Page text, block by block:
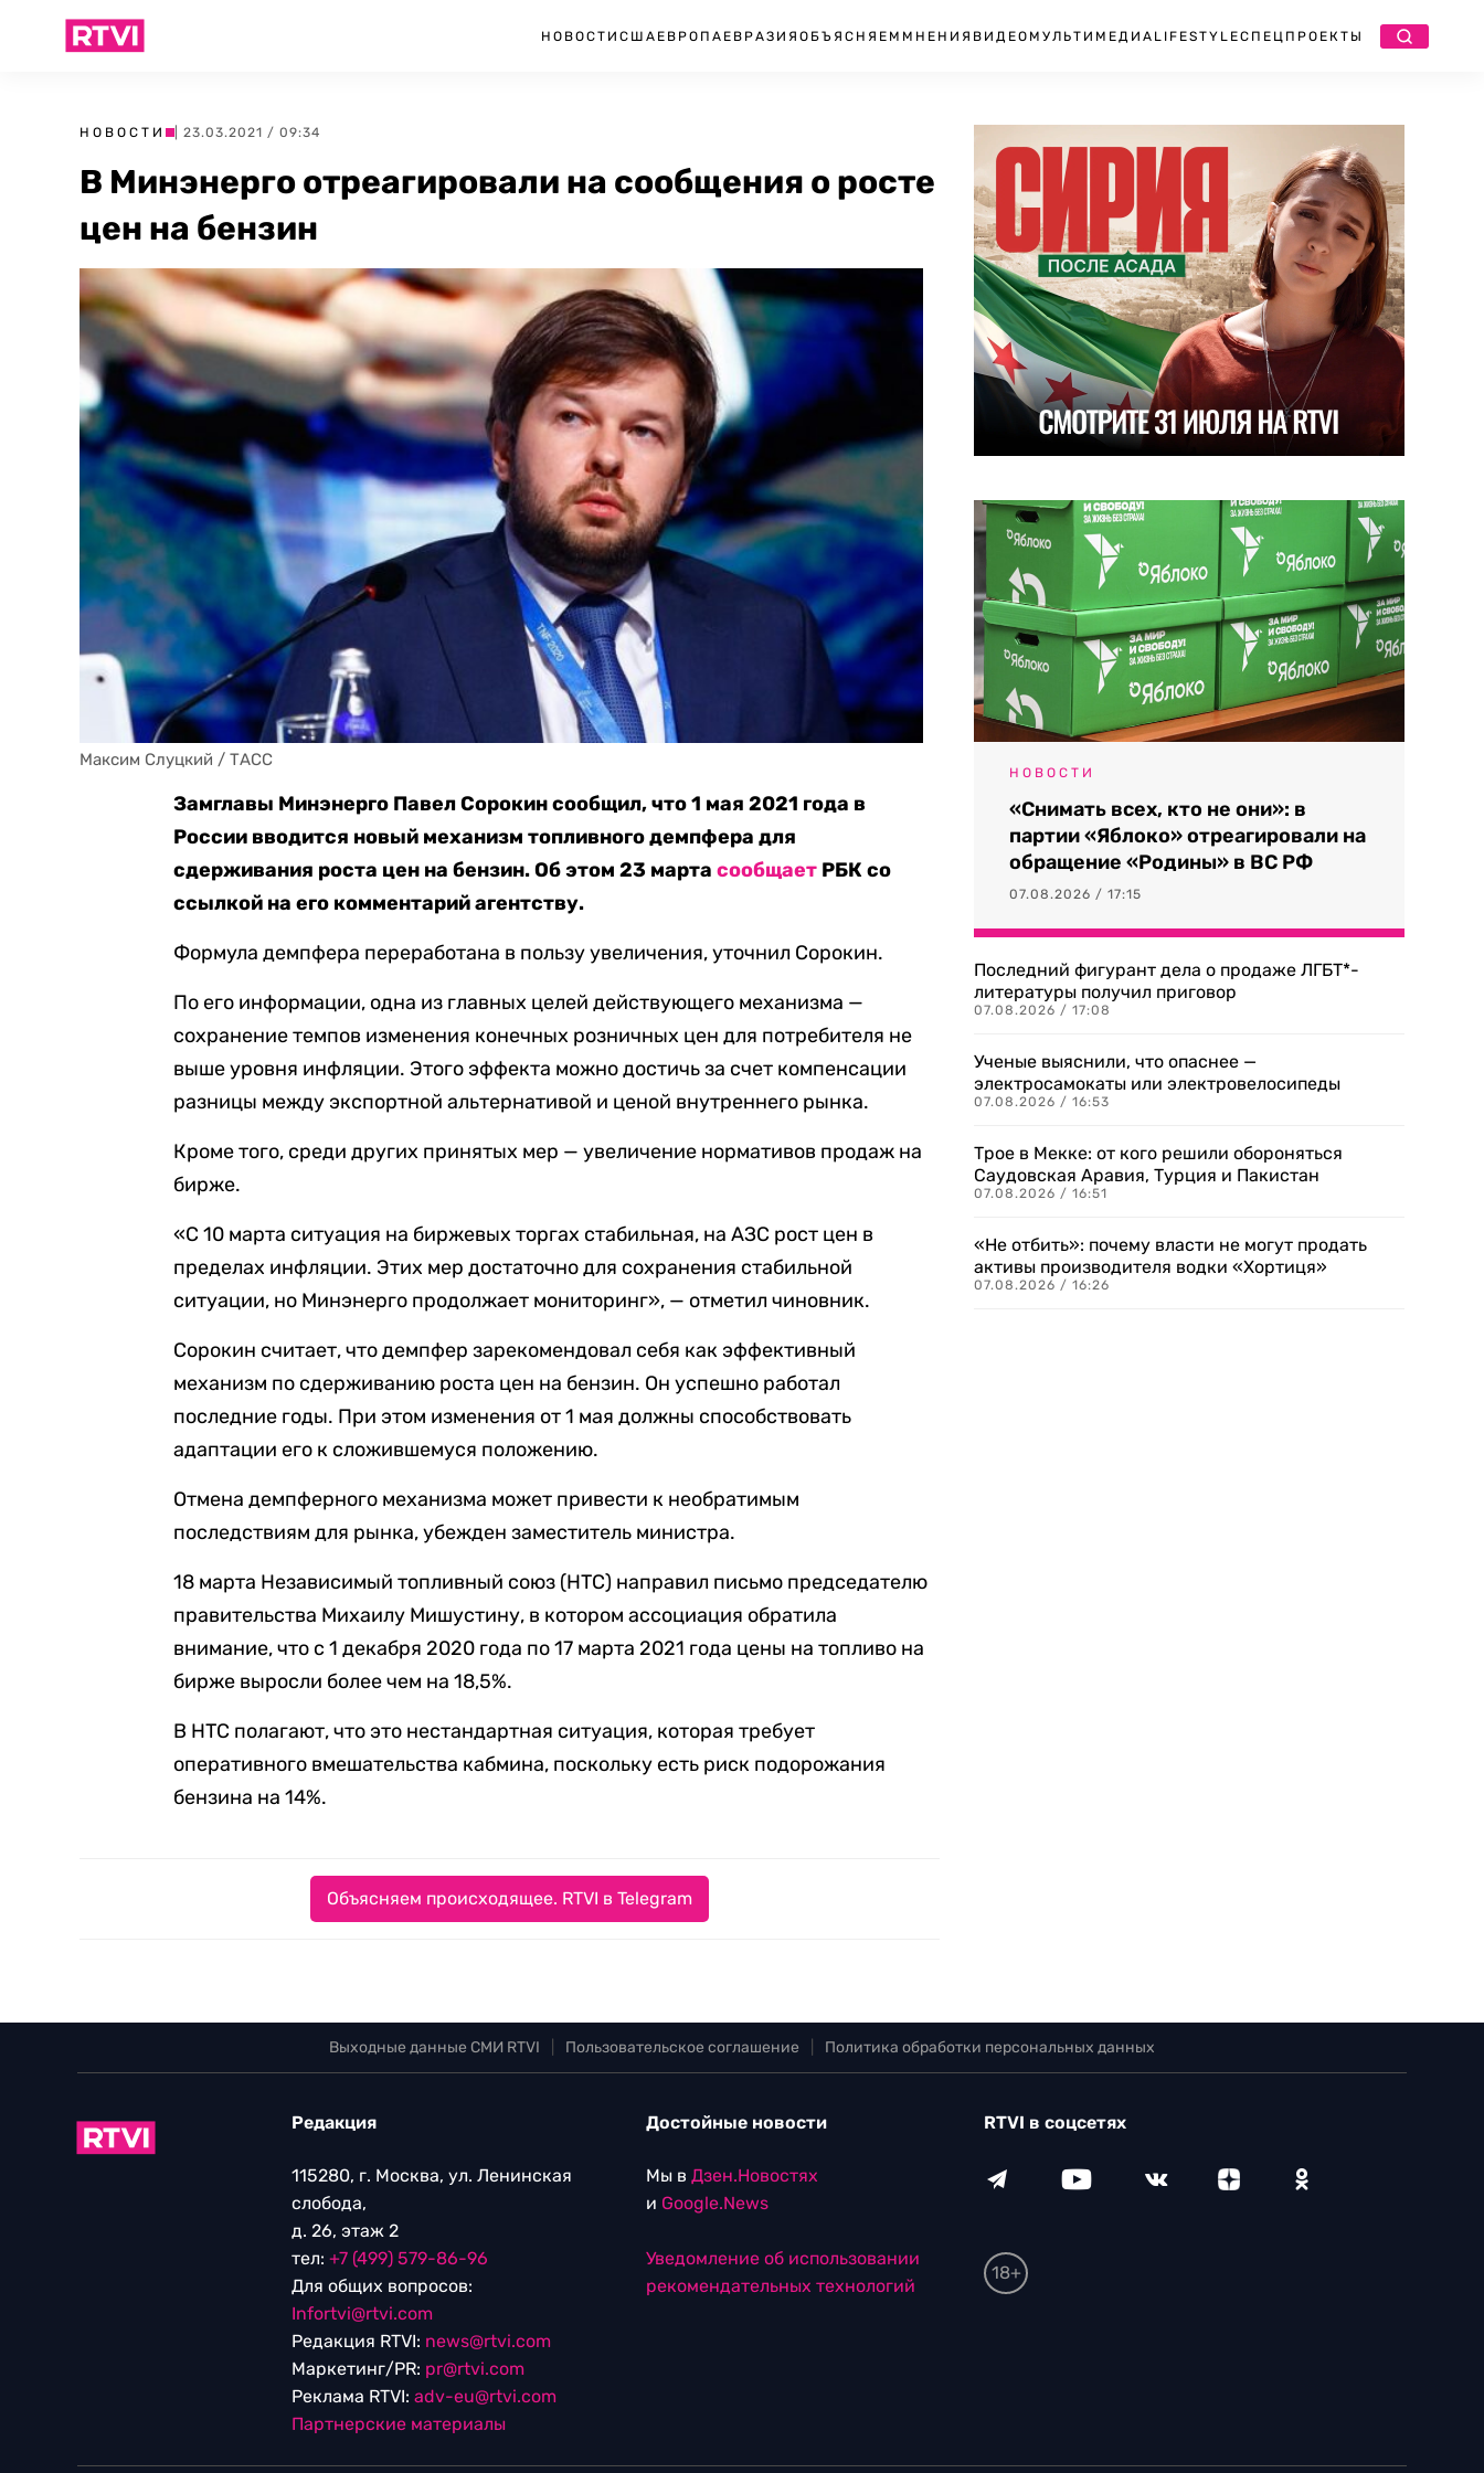
НОВОСТИ США ЕВРОПА ЕВРАЗИЯ ОБЪЯСНЯЕМ МНЕНИЯ ВИДЕО МУЛЬТИМЕДИА LIFESTYLEСПЕЦПРОЕКТЫ
НОВОСТИ | 23.03.2021 / 09:34
В Минэнерго отреагировали на сообщения о росте
цен на бензин
Максим Слуцкий / ТАСС
Замглавы Минэнерго Павел Сорокин сообщил, что 1 мая 2021 года в
России вводится новый механизм топливного демпфера для
сдерживания роста цен на бензин. Об этом 23 мартасообщает РБК со
ссылкой на его комментарий агентству.
Формула демпфера переработана в пользу увеличения, уточнил Сорокин.
По его информации, одна из главных целей действующего механизма —
сохранение темпов изменения конечных розничных цен для потребителя не
выше уровня инфляции. Этого эффекта можно достичь за счет компенсации
разницы между экспортной альтернативой и ценой внутреннего рынка.
Кроме того, среди других принятых мер — увеличение нормативов продаж на
бирже.
«С 10 марта ситуация на биржевых торгах стабильная, на АЗС рост цен в
пределах инфляции. Этих мер достаточно для сохранения стабильной
ситуации, но Минэнерго продолжает мониторинг», — отметил чиновник.
Сорокин считает, что демпфер зарекомендовал себя как эффективный
механизм по сдерживанию роста цен на бензин. Он успешно работал
последние годы. При этом изменения от 1 мая должны способствовать
адаптации его к сложившемуся положению.
Отмена демпферного механизма может привести к необратимым
последствиям для рынка, убежден заместитель министра.
18 марта Независимый топливный союз (НТС) направил письмо председателю
правительства Михаилу Мишустину, в котором ассоциация обратила
внимание, что с 1 декабря 2020 года по 17 марта 2021 года цены на топливо на
бирже выросли более чем на 18,5%.
В НТС полагают, что это нестандартная ситуация, которая требует
оперативного вмешательства кабмина, поскольку есть риск подорожания
бензина на 14%.
Объясняем происходящее. RTVI в Telegram
НОВОСТИ
«Снимать всех, кто не они»: в
партии «Яблоко» отреагировали на
обращение «Родины» в ВС РФ
07.08.2026 / 17:15
Последний фигурант дела о продаже ЛГБТ*-
литературы получил приговор
07.08.2026 / 17:08
Ученые выяснили, что опаснее —
электросамокаты или электровелосипеды
07.08.2026 / 16:53
Трое в Мекке: от кого решили обороняться
Саудовская Аравия, Турция и Пакистан
07.08.2026 / 16:51
«Не отбить»: почему власти не могут продать
активы производителя водки «Хортиця»
07.08.2026 / 16:26
Выходные данные СМИ RTVI Пользовательское соглашение Политика обработки персональных данных
Редакция
115280, г. Москва, ул. Ленинская
слобода,
д. 26, этаж 2
тел: +7 (499) 579-86-96
Для общих вопросов:
Infortvi@rtvi.com
Редакция RTVI: news@rtvi.com
Маркетинг/PR: pr@rtvi.com
Реклама RTVI: adv-eu@rtvi.com
Партнерские материалы
Достойные новости
Мы в Дзен.Новостях
и Google.News
Уведомление об использовании
рекомендательных технологий
RTVI в соцсетях
18+